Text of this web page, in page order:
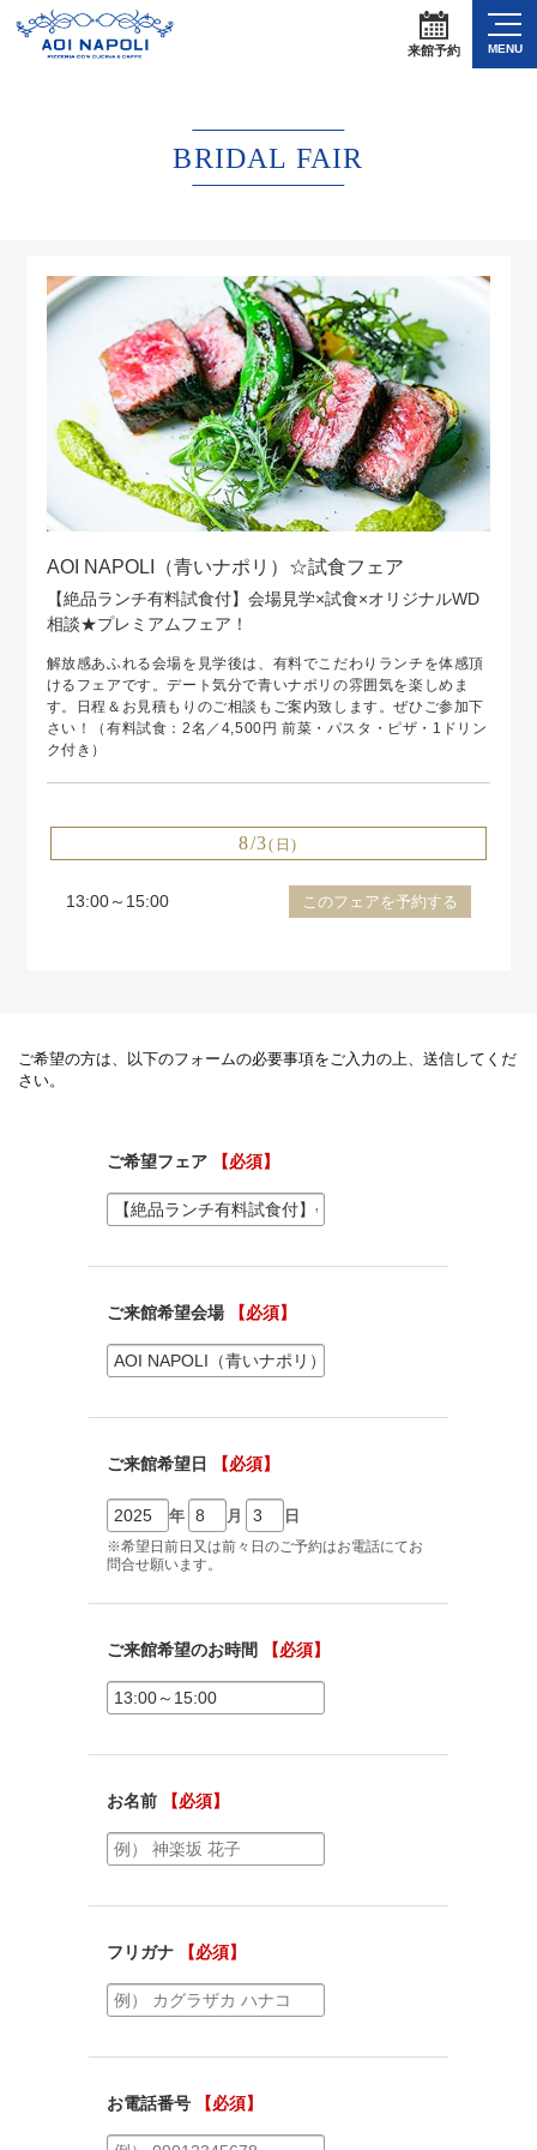
来館予約 MENU
BRIDAL FAIR
AOI NAPOLI（青いナポリ）☆試食フェア
【絶品ランチ有料試食付】会場見学×試食×オリジナルWD
相談★プレミアムフェア！
解放感あふれる会場を見学後は、有料でこだわりランチを体感頂
けるフェアです。デート気分で青いナポリの雰囲気を楽しめま
す。日程＆お見積もりのご相談もご案内致します。ぜひご参加下
さい！（有料試食：2名／4,500円 前菜・パスタ・ピザ・1ドリン
ク付き）
8/3(日)
13:00～15:00 このフェアを予約する